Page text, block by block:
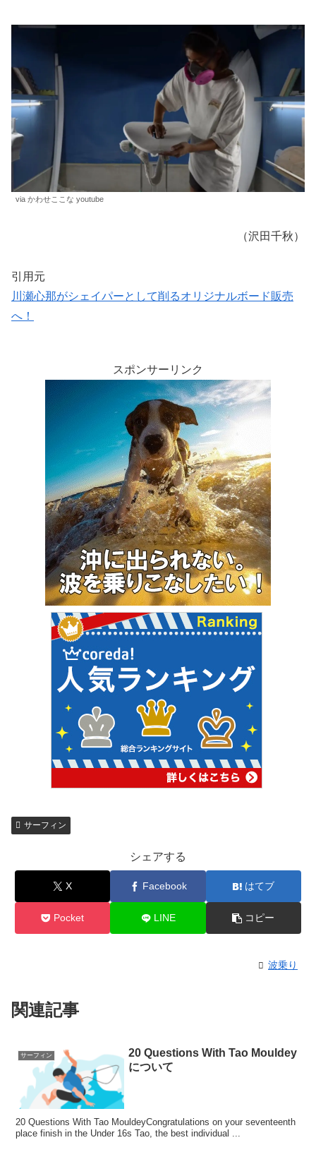
via かわせここな youtube
（沢田千秋）
引用元
川瀬心那がシェイパーとして削るオリジナルボード販売
へ！
スポンサーリンク
サーフィン
シェアする
X Facebook はてブ
Pocket LINE コピー
波乗り
関連記事
サーフィン
20 Questions With Tao Mouldey
について
20 Questions With Tao MouldeyCongratulations on your seventeenth
place finish in the Under 16s Tao, the best individual ...